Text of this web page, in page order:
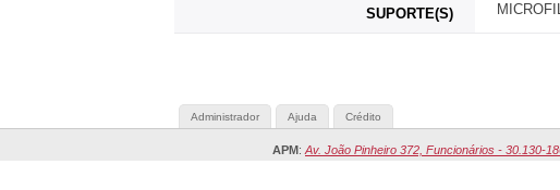
SUPORTE(S)
Administrador Ajuda Crédito
APM: Av. João Pinheiro 372, Funcionários - 30.130-